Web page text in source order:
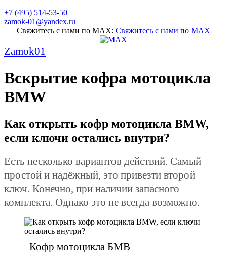
+7 (495) 514-53-50
zamok-01@yandex.ru
Свяжитесь с нами по MAX: Свяжитесь с нами по MAX
Zamok01
Вскрытие кофра мотоцикла
BMW
Как открыть кофр мотоцикла BMW,
если ключи остались внутри?
Есть несколько вариантов действий. Самый
простой и надёжный, это привезти второй
ключ. Конечно, при наличии запасного
комплекта. Однако это не всегда возможно.
Кофр мотоцикла БМВ